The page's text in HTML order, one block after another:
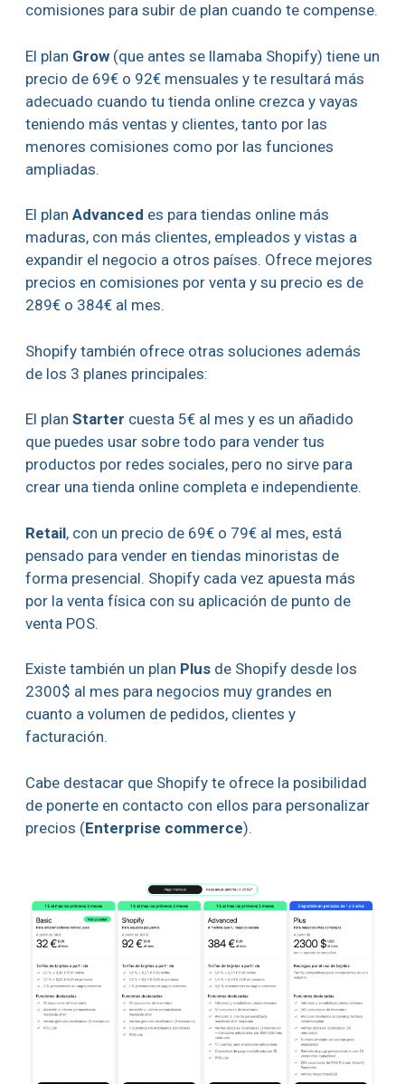
comisiones para subir de plan cuando te compense.
El plan Grow(que antes se llamaba Shopify) tiene un
precio de 69€ o 92€ mensuales y te resultará más
adecuado cuando tu tienda online crezca y vayas
teniendo más ventas y clientes, tanto por las
menores comisiones como por las funciones
ampliadas.
El plan Advanced es para tiendas online más
maduras, con más clientes, empleados y vistas a
expandir el negocio a otros países. Ofrece mejores
precios en comisiones por venta y su precio es de
289€ o 384€ al mes.
Shopify también ofrece otras soluciones además
de los 3 planes principales:
El plan Starter cuesta 5€ al mes y es un añadido
que puedes usar sobre todo para vender tus
productos por redes sociales, pero no sirve para
crear una tienda online completa e independiente.
Retail, con un precio de 69€ o 79€ al mes, está
pensado para vender en tiendas minoristas de
forma presencial. Shopify cada vez apuesta más
por la venta física con su aplicación de punto de
venta POS.
Existe también un plan Plusde Shopify desde los
2300$ al mes para negocios muy grandes en
cuanto a volumen de pedidos, clientes y
facturación.
Cabe destacar que Shopify te ofrece la posibilidad
de ponerte en contacto con ellos para personalizar
precios (Enterprise commerce).